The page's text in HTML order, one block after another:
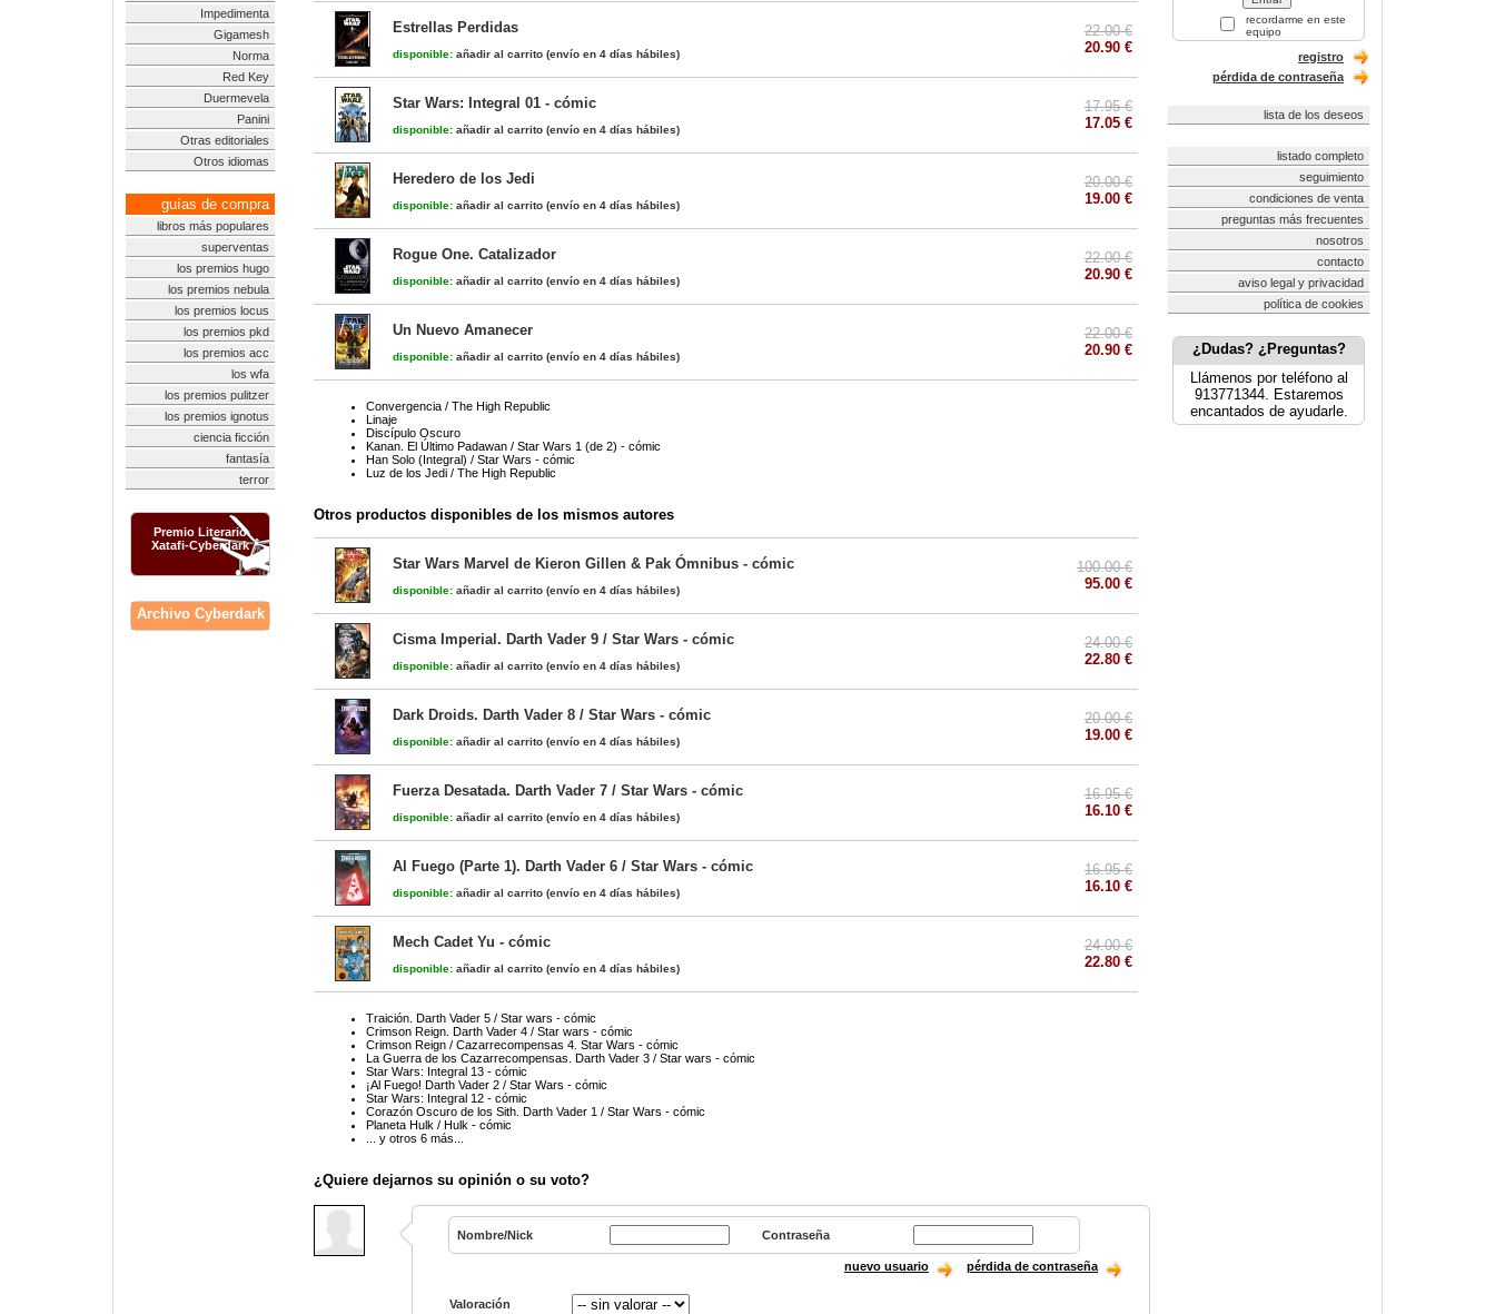
Impedimenta
Gigamesh
Norma
Red Key
Duermevela
Panini
Otras editoriales
Otros idiomas
guías de compra
libros más populares
superventas
los premios hugo
los premios nebula
los premios locus
los premios pkd
los premios acc
los wfa
los premios pulitzer
los premios ignotus
ciencia ficción
fantasía
terror
Premio Literario
Xatafi-Cyberdark
Archivo Cyberdark
Estrellas Perdidas
disponible: añadir al carrito (envío en 4 días hábiles)
22.00 €
20.90 €
Star Wars: Integral 01 - cómic
disponible: añadir al carrito (envío en 4 días hábiles)
17.95 €
17.05 €
Heredero de los Jedi
disponible: añadir al carrito (envío en 4 días hábiles)
20.00 €
19.00 €
Rogue One. Catalizador
disponible: añadir al carrito (envío en 4 días hábiles)
22.00 €
20.90 €
Un Nuevo Amanecer
disponible: añadir al carrito (envío en 4 días hábiles)
22.00 €
20.90 €
Convergencia / The High Republic
Linaje
Discípulo Oscuro
Kanan. El Último Padawan / Star Wars 1 (de 2) - cómic
Han Solo (Integral) / Star Wars - cómic
Luz de los Jedi / The High Republic
Otros productos disponibles de los mismos autores
Star Wars Marvel de Kieron Gillen & Pak Ómnibus - cómic
disponible: añadir al carrito (envío en 4 días hábiles)
100.00 €
95.00 €
Cisma Imperial. Darth Vader 9 / Star Wars - cómic
disponible: añadir al carrito (envío en 4 días hábiles)
24.00 €
22.80 €
Dark Droids. Darth Vader 8 / Star Wars - cómic
disponible: añadir al carrito (envío en 4 días hábiles)
20.00 €
19.00 €
Fuerza Desatada. Darth Vader 7 / Star Wars - cómic
disponible: añadir al carrito (envío en 4 días hábiles)
16.95 €
16.10 €
Al Fuego (Parte 1). Darth Vader 6 / Star Wars - cómic
disponible: añadir al carrito (envío en 4 días hábiles)
16.95 €
16.10 €
Mech Cadet Yu - cómic
disponible: añadir al carrito (envío en 4 días hábiles)
24.00 €
22.80 €
Traición. Darth Vader 5 / Star wars - cómic
Crimson Reign. Darth Vader 4 / Star wars - cómic
Crimson Reign / Cazarrecompensas 4. Star Wars - cómic
La Guerra de los Cazarrecompensas. Darth Vader 3 / Star wars - cómic
Star Wars: Integral 13 - cómic
¡Al Fuego! Darth Vader 2 / Star Wars - cómic
Star Wars: Integral 12 - cómic
Corazón Oscuro de los Sith. Darth Vader 1 / Star Wars - cómic
Planeta Hulk / Hulk - cómic
... y otros 6 más...
¿Quiere dejarnos su opinión o su voto?
Nombre/Nick Contraseña
nuevo usuario pérdida de contraseña
Valoración
recordarme en este
equipo
registro
pérdida de contraseña
lista de los deseos
listado completo
seguimiento
condiciones de venta
preguntas más frecuentes
nosotros
contacto
aviso legal y privacidad
política de cookies
¿Dudas? ¿Preguntas?
Llámenos por teléfono al
913771344. Estaremos
encantados de ayudarle.